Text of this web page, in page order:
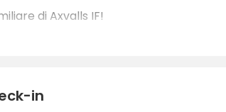
di Axvalls IF!
in